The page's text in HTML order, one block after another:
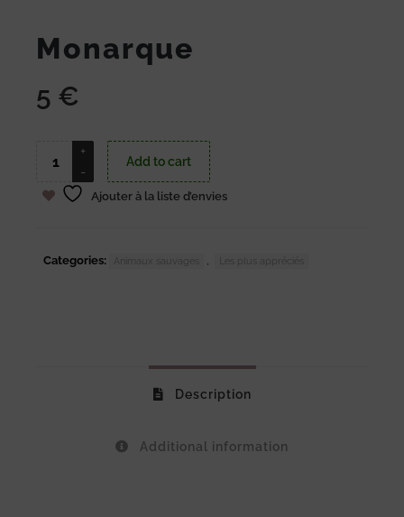
Monarque
5 €
Add to cart
Ajouter à la liste d’envies
Categories: Animaux sauvages , Les plus appréciés
Description
Additional information